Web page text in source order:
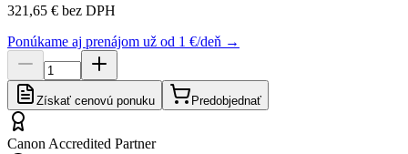
321,65 € bez DPH
Ponúkame aj prenájom už od 1 €/deň →
Získať cenovú ponuku Predobjednať
Canon Accredited Partner